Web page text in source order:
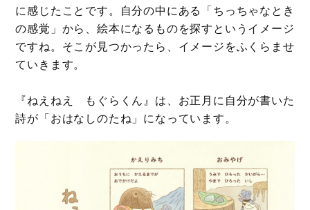
に感じたことです。自分の中にある「ちっちゃなとき
の感覚」から、絵本になるものを探すというイメージ
ですね。そこが見つかったら、イメージをふくらませ
ていきます。
『ねえねえ もぐらくん』は、お正月に自分が書いた
詩が「おはなしのたね」になっています。